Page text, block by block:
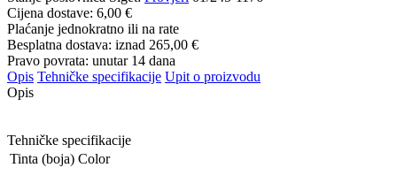
Cijena dostave: 6,00 €
Plaćanje jednokratno ili na rate
Besplatna dostava: iznad 265,00 €
Pravo povrata: unutar 14 dana
Opis Tehničke specifikacije Upit o proizvodu
Opis
Tehničke specifikacije
Tinta (boja) Color